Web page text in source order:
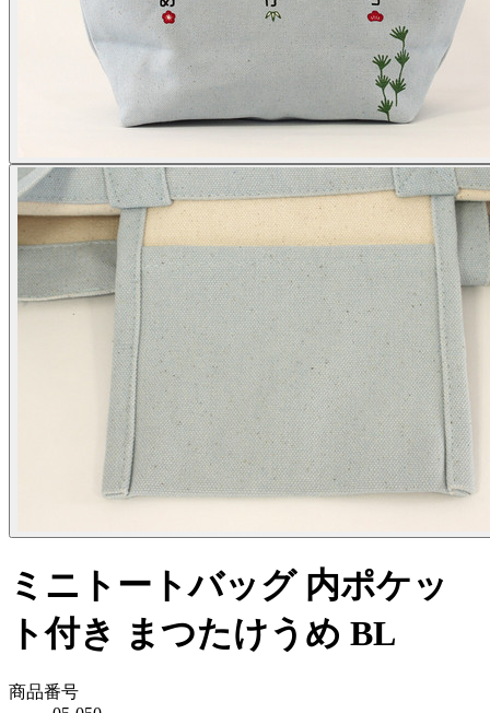
ミニトートバッグ 内ポケッ
ト付き まつたけうめ BL
商品番号